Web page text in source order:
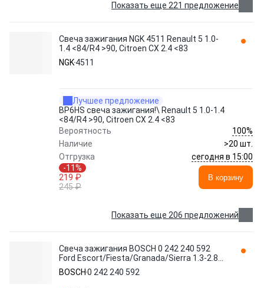
Показать еще 221 предложение
Свеча зажигания NGK 4511 Renault 5 1.0-
1.4 <84/R4 >90, Citroen CX 2.4 <83
NGK4511
Лучшее предложение
BP6HS свеча зажигания!\ Renault 5 1.0-1.4
<84/R4 >90, Citroen CX 2.4 <83
Вероятность
100%
Наличие
>20 шт.
Отгрузка
сегодня в 15:00
-11%
219 ₽
245 ₽
В корзину
Показать еще 206 предложений
Свеча зажигания BOSCH 0 242 240 592
Ford Escort/Fiesta/Granada/Sierra 1.3-2.8
78>
BOSCH 0 242 240 592